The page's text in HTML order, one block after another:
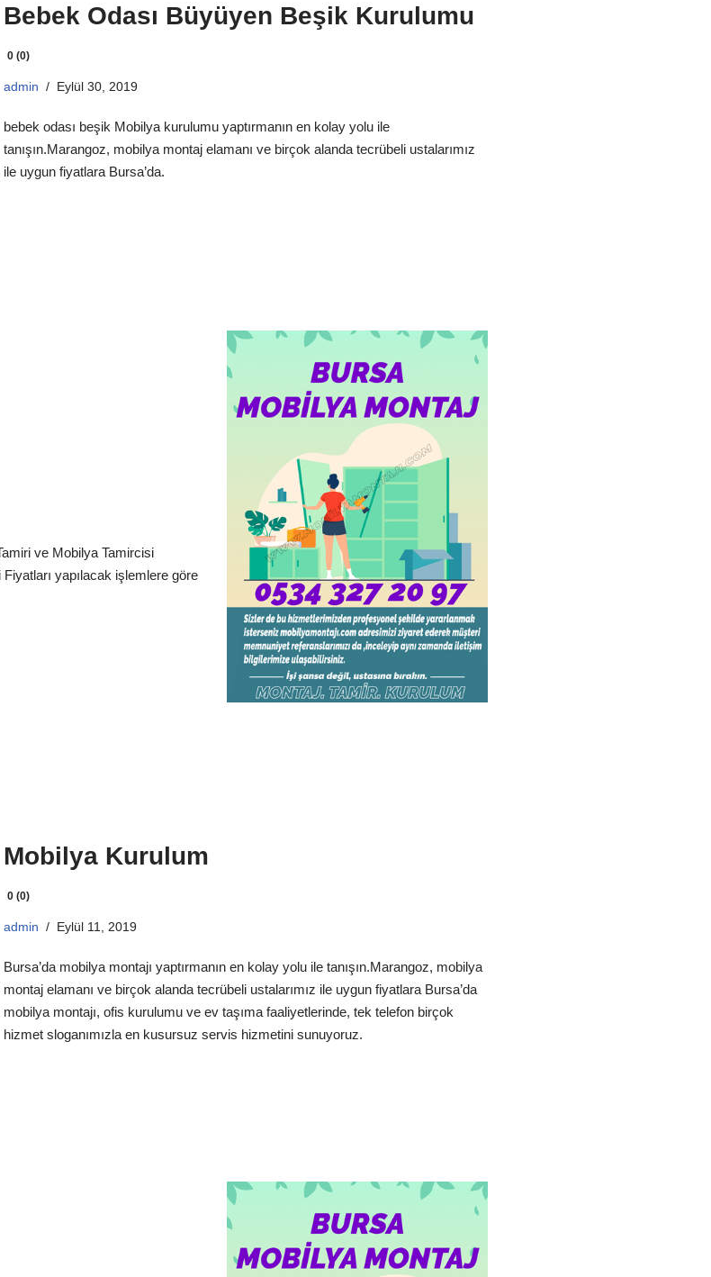
Bebek Odası Büyüyen Beşik Kurulumu
0 (0)
admin Eylül 30, 2019
bebek odası beşik Mobilya kurulumu yaptırmanın en kolay yolu ile
tanışın.Marangoz, mobilya montaj elamanı ve birçok alanda tecrübeli ustalarımız
ile uygun fiyatlara Bursa’da.
ve Mobilya Tamircisi
yapılacak işlemlere göre
Mobilya Kurulum
0 (0)
admin Eylül 11, 2019
Bursa’da mobilya montajı yaptırmanın en kolay yolu ile tanışın.Marangoz, mobilya
montaj elamanı ve birçok alanda tecrübeli ustalarımız ile uygun fiyatlara Bursa’da
mobilya montajı, ofis kurulumu ve ev taşıma faaliyetlerinde, tek telefon birçok
hizmet sloganımızla en kusursuz servis hizmetini sunuyoruz.